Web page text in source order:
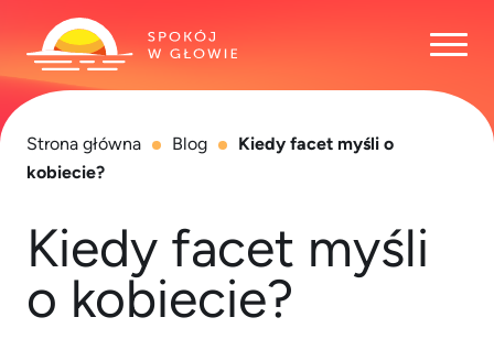
Strona główna Blog
Kiedy facet myśli o
kobiecie?
Kiedy facet myśli
o kobiecie?